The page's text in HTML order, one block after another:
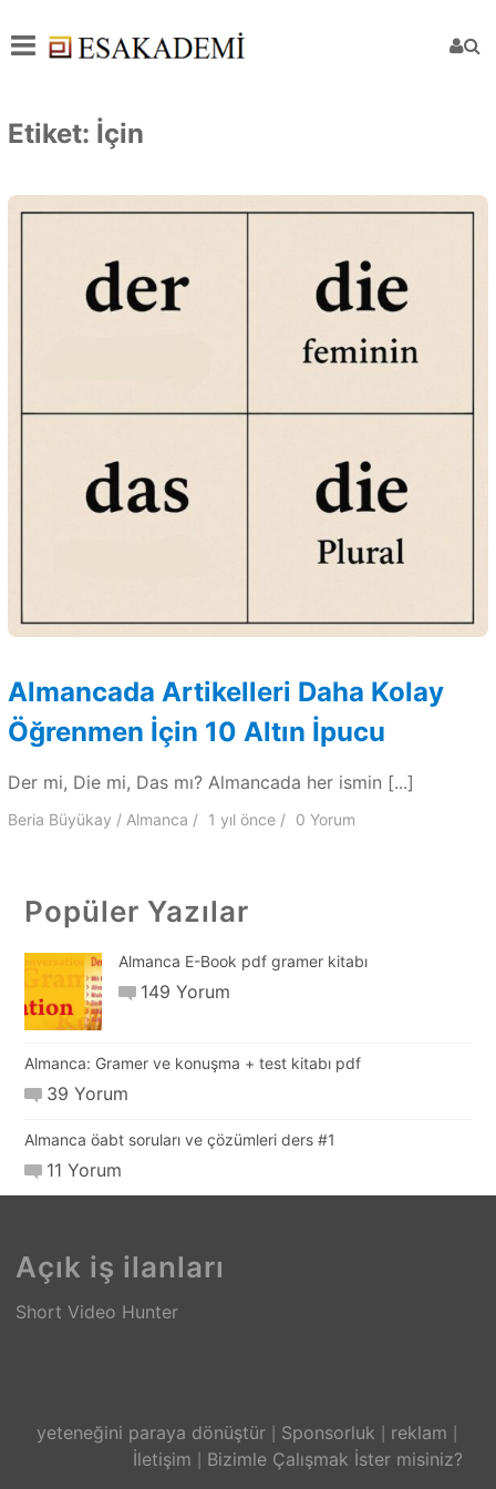
Etiket: İçin
Almancada Artikelleri Daha Kolay
Öğrenmen İçin 10 Altın İpucu
Der mi, Die mi, Das mı? Almancada her ismin [...]
Beria Büyükay Almanca 1 yılönce 0 Yorum
Popüler Yazılar
Almanca E-Book pdf gramer kitabı
149 Yorum
Almanca: Gramer ve konuşma + test kitabı pdf
39 Yorum
Almanca öabt soruları ve çözümleri ders #1
11 Yorum
Açık iş ilanları
Short Video Hunter
yeteneğini paraya dönüştür Sponsorluk
reklam
İletişim
Bizimle Çalışmak İster misiniz?